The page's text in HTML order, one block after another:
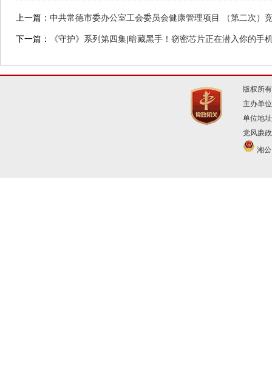
上一篇： 中共常德市委办公室工会委员会健康管理项目 （第二次）
下一篇： 《守护》系列第四集|暗藏黑手！窃密芯片正在潜入你的
版权所
主办单
单位地
党风廉
湘